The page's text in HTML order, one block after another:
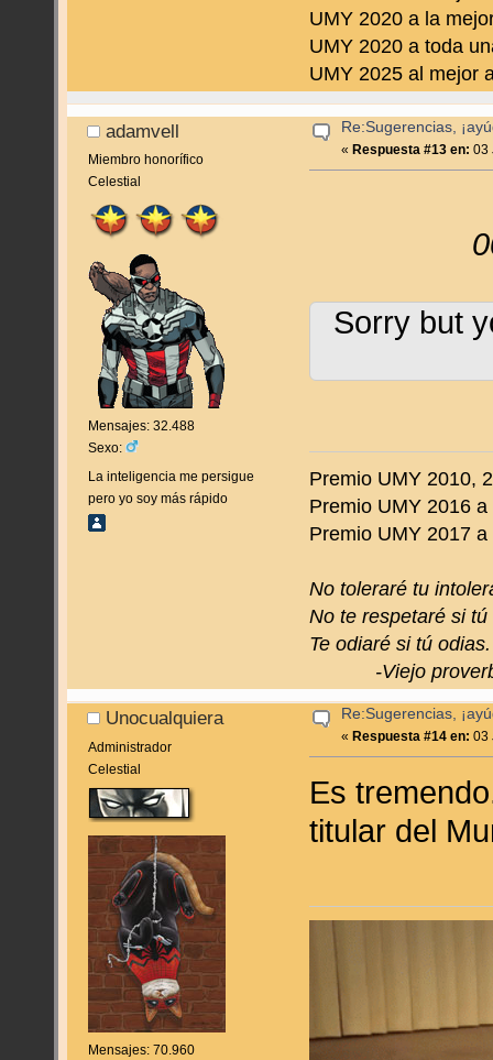
UMY 2020 a la
UMY 2020 a toda
UMY 2025 al mejor
adamvell
Miembro honorífico
Celestial
Mensajes: 32.488
Sexo:
La inteligencia me persigue
pero yo soy más rápido
Re:Sugerencias,
«Respuesta #13 en: 03
Sorry but
Premio UMY 2010,
Premio UMY 2016
Premio UMY 2017
No toleraré tu
No te respetaré si
Te odiaré si tú odias.
-Viejo
Unocualquiera
Administrador
Celestial
Mensajes: 70.960
Re:Sugerencias,
« Respuesta #14 en: 03
Es
titular del